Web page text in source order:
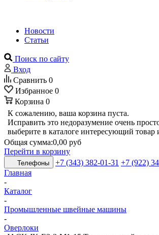
Новости
Статьи
Поиск по сайту
Вход
Сравнить 0
Избранное 0
Корзина 0
К сожалению, ваша корзина пуста.
Исправить это недоразумение очень
выберите в каталоге интересующий
Общая сумма:0,00 руб
Перейти в корзину
Телефоны +7 (343) 382-01-31 +7 (922)
Главная
-
Каталог
-
Промышленные швейные машины
-
Оверлоки